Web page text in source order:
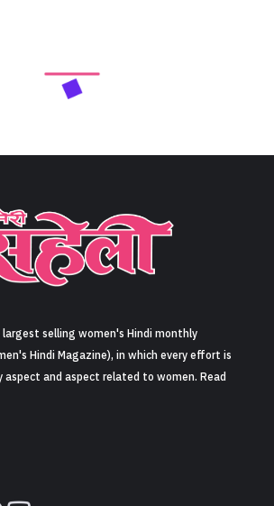
largest selling women's Hindi monthly
Hindi Magazine), in which every effort is
aspect and aspect related to women. Read